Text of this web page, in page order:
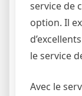
service de
option. Il
le service
Avec le